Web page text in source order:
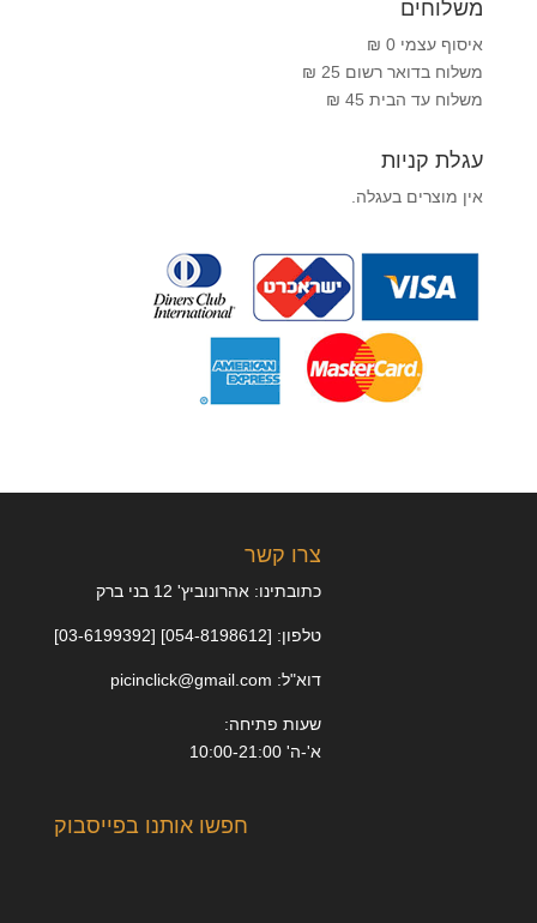
משלוחים
איסוף עצמי 0 ₪
משלוח בדואר רשום 25 ₪
משלוח עד הבית 45 ₪
עגלת קניות
אין מוצרים בעגלה.
צרו קשר
כתובתינו: אהרונוביץ' 12 בני ברק
טלפון: [054-8198612] [03-6199392]
דוא"ל: picinclick@gmail.com
שעות פתיחה:
א'-ה' 10:00-21:00
חפשו אותנו בפייסבוק